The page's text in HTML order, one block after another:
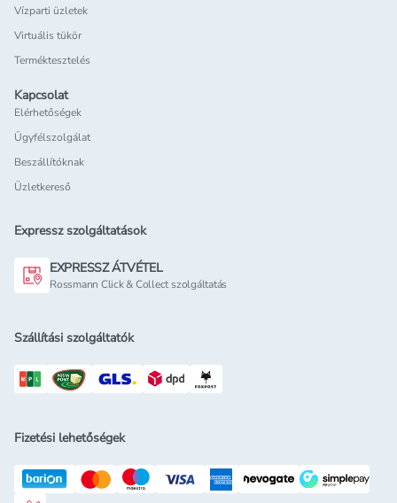
Vízparti üzletek
Virtuális tükör
Terméktesztelés
Kapcsolat
Elérhetőségek
Ügyfélszolgálat
Beszállítóknak
Üzletkereső
Expressz szolgáltatások
EXPRESSZ ÁTVÉTEL
Rossmann Click & Collect szolgáltatás
Szállítási szolgáltatók
Fizetési lehetőségek